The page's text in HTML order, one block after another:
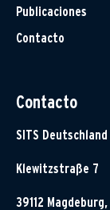
Publicaciones
Contacto
Contacto
SITS Deutschland
Klewitzstraße 7
39112